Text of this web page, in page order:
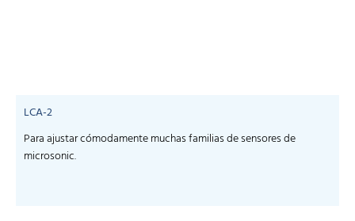
LCA-2
Para ajustar cómodamente muchas familias de sensores de
microsonic.